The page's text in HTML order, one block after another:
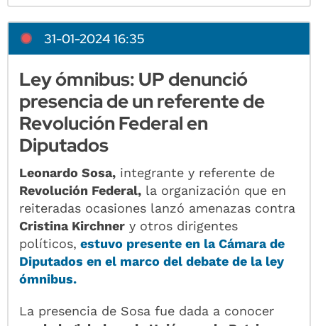
31-01-2024 16:35
Ley ómnibus: UP denunció
presencia de un referente de
Revolución Federal en
Diputados
Leonardo Sosa, integrante y referente de
Revolución Federal, la organización que en
reiteradas ocasiones lanzó amenazas contra
Cristina Kirchner y otros dirigentes
políticos, estuvo presente en laCámara de
Diputadosen el marco del debate de la ley
ómnibus.
La presencia de Sosa fue dada a conocer